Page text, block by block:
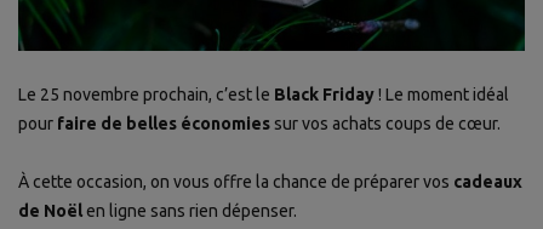
Le 25 novembre prochain, c’est le Black Friday! Le moment idéal
pour faire de belles économies sur vos achats coups de cœur.
À cette occasion, on vous offre la chance de préparer vos cadeaux
de Noëlen ligne sans rien dépenser.